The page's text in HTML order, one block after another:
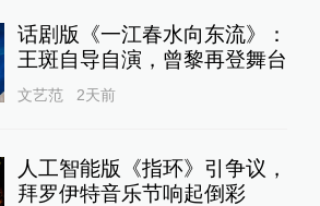
话剧版《一江春水向东流》：
王斑自导自演，曾黎再登舞台
文艺范 2天前
人工智能版《指环》引争议，
拜罗伊特音乐节响起倒彩